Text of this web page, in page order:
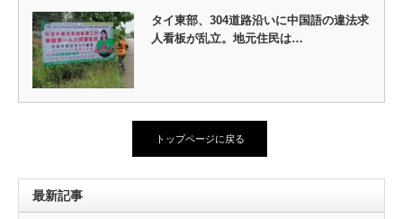
タイ東部、304道路沿いに中国語の違法求
人看板が乱立。地元住民は…
トップページに戻る
最新記事